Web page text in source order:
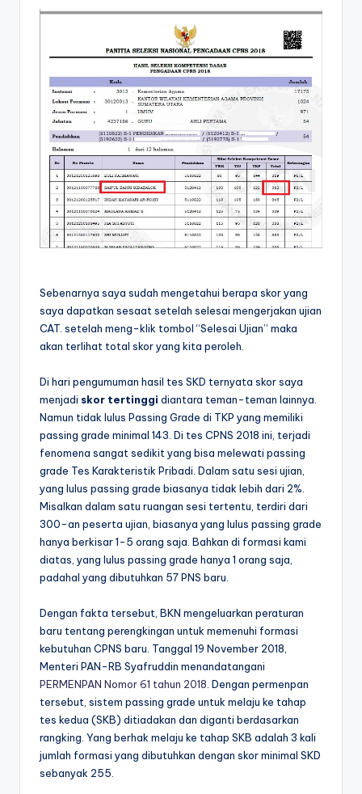
Sebenarnya saya sudah mengetahui berapa skor yang
saya dapatkan sesaat setelah selesai mengerjakan ujian
CAT. setelah meng-klik tombol “Selesai Ujian” maka
akan terlihat total skor yang kita peroleh.
Di hari pengumuman hasil tes SKD ternyata skor saya
menjadi skor tertinggi diantara teman-teman lainnya.
Namun tidak lulus Passing Grade di TKP yang memiliki
passing grade minimal 143. Di tes CPNS 2018 ini, terjadi
fenomena sangat sedikit yang bisa melewati passing
grade Tes Karakteristik Pribadi. Dalam satu sesi ujian,
yang lulus passing grade biasanya tidak lebih dari 2%.
Misalkan dalam satu ruangan sesi tertentu, terdiri dari
300-an peserta ujian, biasanya yang lulus passing grade
hanya berkisar 1-5 orang saja. Bahkan di formasi kami
diatas, yang lulus passing grade hanya 1 orang saja,
padahal yang dibutuhkan 57 PNS baru.
Dengan fakta tersebut, BKN mengeluarkan peraturan
baru tentang perengkingan untuk memenuhi formasi
kebutuhan CPNS baru. Tanggal 19 November 2018,
Menteri PAN-RB Syafruddin menandatangani
PERMENPAN Nomor 61 tahun 2018 . Dengan permenpan
tersebut, sistem passing grade untuk melaju ke tahap
tes kedua (SKB) ditiadakan dan diganti berdasarkan
rangking. Yang berhak melaju ke tahap SKB adalah 3 kali
jumlah formasi yang dibutuhkan dengan skor minimal SKD
sebanyak 255.